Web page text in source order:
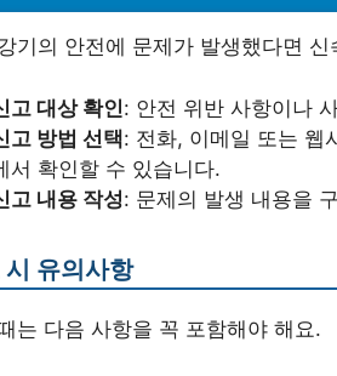
기의 안전에 문제가 발생했다면
고 대상 확인: 안전 위반 사항이나
고 방법 선택: 전화, 이메일 또는 웹
서 확인할 수 있습니다.
고 내용 작성: 문제의 발생 내용을
시 유의사항
는 다음 사항을 꼭 포함해야 해요.